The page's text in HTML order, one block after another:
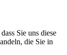
Sie uns diese
die Sie in